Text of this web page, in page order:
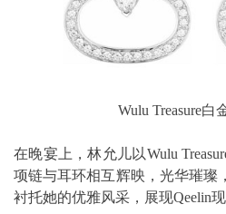
Wulu Treasure白
在晚宴上，林允儿以Wulu
项链与耳环相互辉映，光华璀璨
衬托她的优雅风采，展现Qeelin